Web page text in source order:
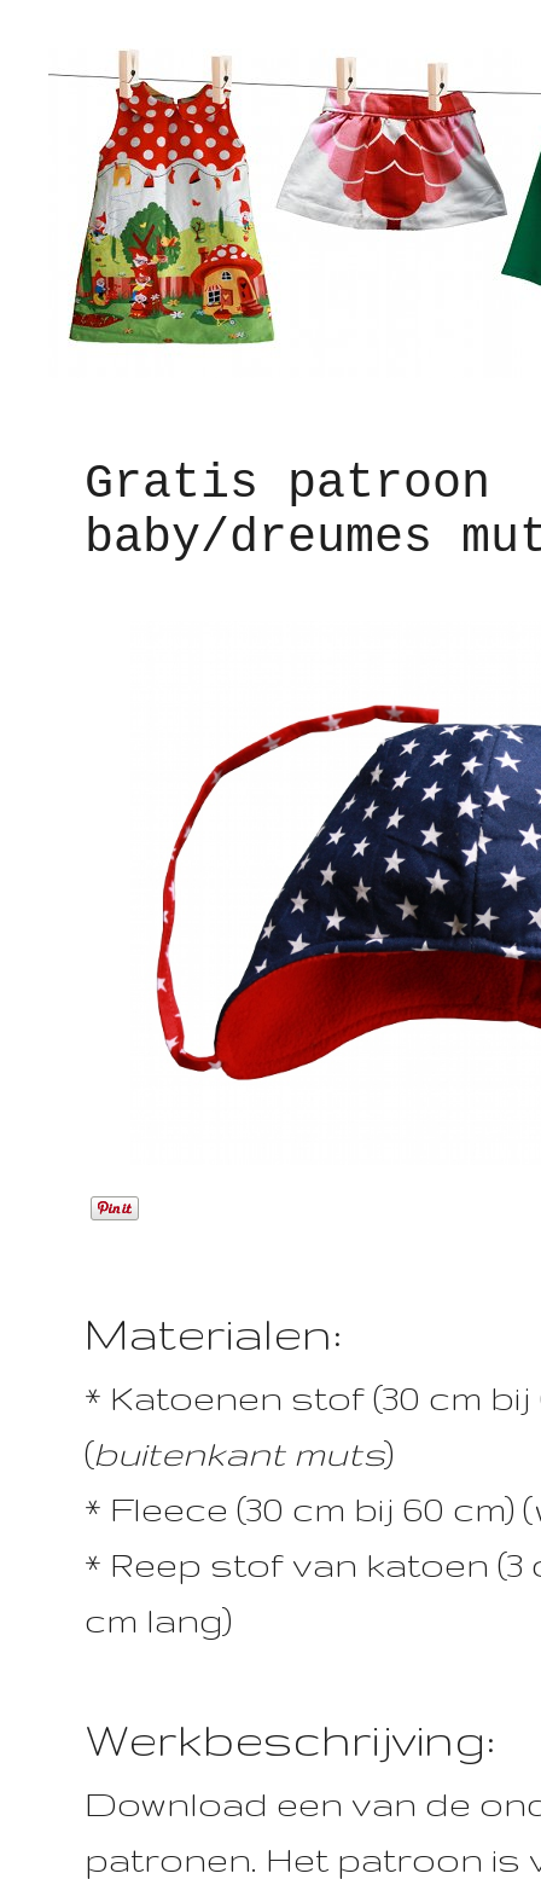
Gratis patroon
baby/dreumes
Materialen:
* Katoenen stof (30 cm bij
(buitenkant muts)
* Fleece (30 cm bij 60 cm) (
* Reep stof van katoen (3
cm lang)
Werkbeschrijving:
Download een van de
patronen. Het patroon is